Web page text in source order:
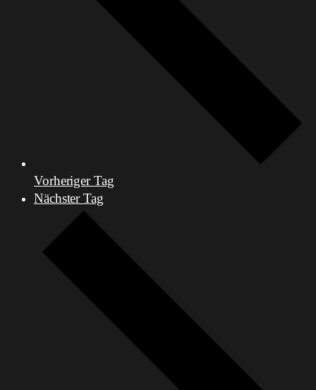
Vorheriger Tag
Nächster Tag